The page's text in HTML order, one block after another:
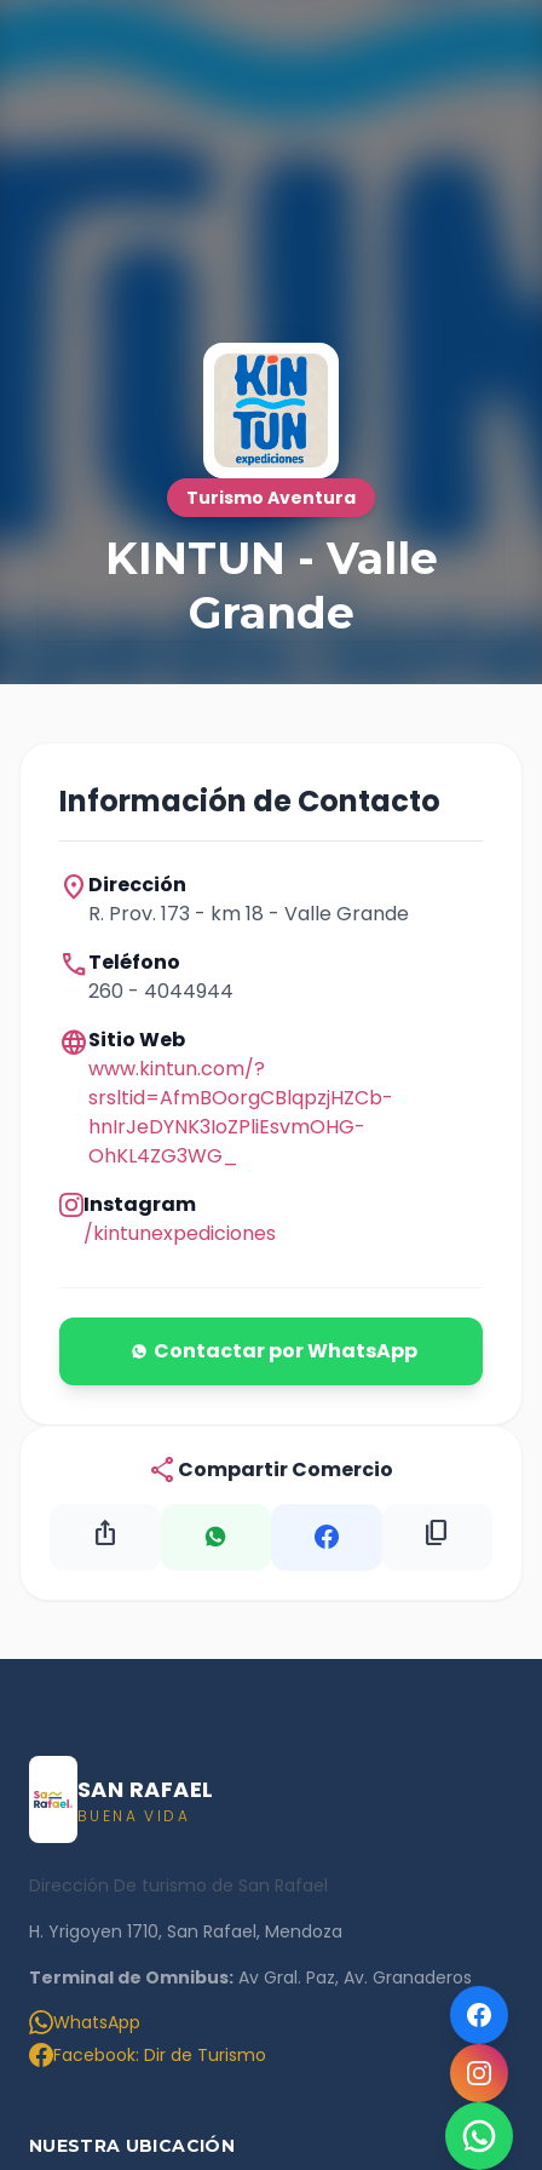
Turismo Aventura
KINTUN - Valle
Grande
Información de Contacto
location_on Dirección
R. Prov. 173 - km 18 - Valle Grande
callTeléfono
260 - 4044944
languageSitio Web
www.kintun.com/?
srsltid=AfmBOorgCBlqpzjHZCb-
hnIrJeDYNK3IoZPliEsvmOHG-
OhKL4ZG3WG_
Instagram
/kintunexpediciones
Contactar por WhatsApp
share Compartir Comercio
ios_share content_copy
SAN RAFAEL
BUENA VIDA
Dirección De turismo de San Rafael
H. Yrigoyen 1710, San Rafael, Mendoza
Terminal de Omnibus: Av Gral. Paz, Av. Granaderos
WhatsApp
Facebook: Dir de Turismo
NUESTRA UBICACIÓN